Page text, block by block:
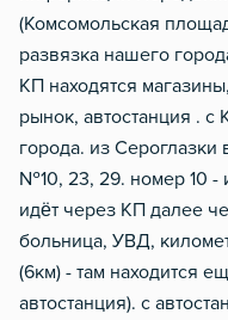
(Комсомольская
развязка нашего
КП находятся
рынок, автостанция .
города. из Сероглазки
№10, 23, 29. номер 10 -
идёт через КП далее
больница, УВД,
(6км) - там находится
автостанция). с